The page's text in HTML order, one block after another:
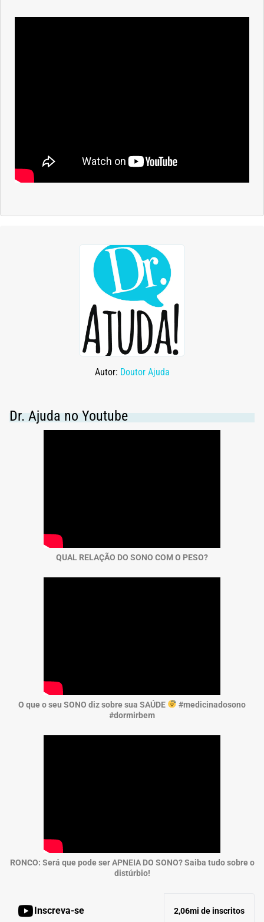
Vitaminas
Autor: Doutor Ajuda
Dr. Ajuda no Youtube
QUAL RELAÇÃO DO SONO COM O PESO?
O que o seu SONO diz sobre sua SAÚDE
#medicinadosono
#dormirbem
RONCO: Será que pode ser APNEIA DO SONO? Saiba tudo sobre o
distúrbio!
Inscreva-se 2,06mi de inscritos